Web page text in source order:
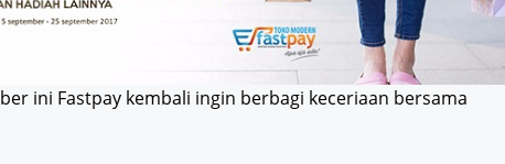
ini Fastpay kembali ingin berbagi keceriaan bersama